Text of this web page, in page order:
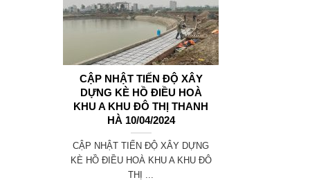
CẬP NHẬT TIẾN ĐỘ XÂY
DỰNG KÈ HỒ ĐIỀU HOÀ
KHU A KHU ĐÔ THỊ THANH
HÀ 10/04/2024
CẬP NHẬT TIẾN ĐỘ XÂY DỰNG
KÈ HỒ ĐIỀU HOÀ KHU A KHU ĐÔ
THỊ ...